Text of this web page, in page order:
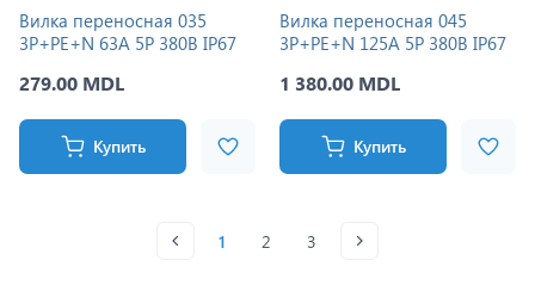
Вилка переносная 035
3Р+РЕ+N 63A 5P 380В IP67
279.00 MDL
Купить
Вилка переносная 045
3Р+РЕ+N 125A 5P 380В IP67
1 380.00 MDL
Купить
1 2 3